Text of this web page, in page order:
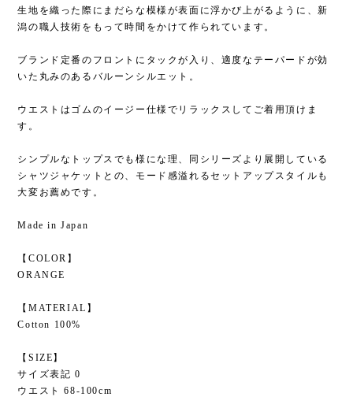
生地を織った際にまだらな模様が表面に浮かび上がるように、新
潟の職人技術をもって時間をかけて作られています。
ブランド定番のフロントにタックが入り、適度なテーパードが効
いた丸みのあるバルーンシルエット。
ウエストはゴムのイージー仕様でリラックスしてご着用頂けま
す。
シンプルなトップスでも様にな理、同シリーズより展開している
シャツジャケットとの、モード感溢れるセットアップスタイルも
大変お薦めです。
Made in Japan
【COLOR】
ORANGE
【MATERIAL】
Cotton 100%
【SIZE】
サイズ表記 0
ウエスト 68-100cm